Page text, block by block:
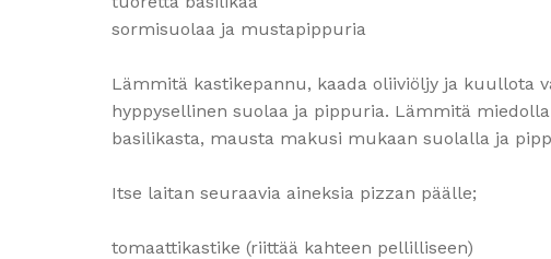
sormisuolaa ja mustapippuria
Lämmitä kastikepannu, kaada oliiviöljy ja kuullota
hyppysellinen suolaa ja pippuria. Lämmitä
basilikasta, mausta makusi mukaan suolalla ja
Itse laitan seuraavia aineksia pizzan päälle;
tomaattikastike (riittää kahteen pellilliseen)